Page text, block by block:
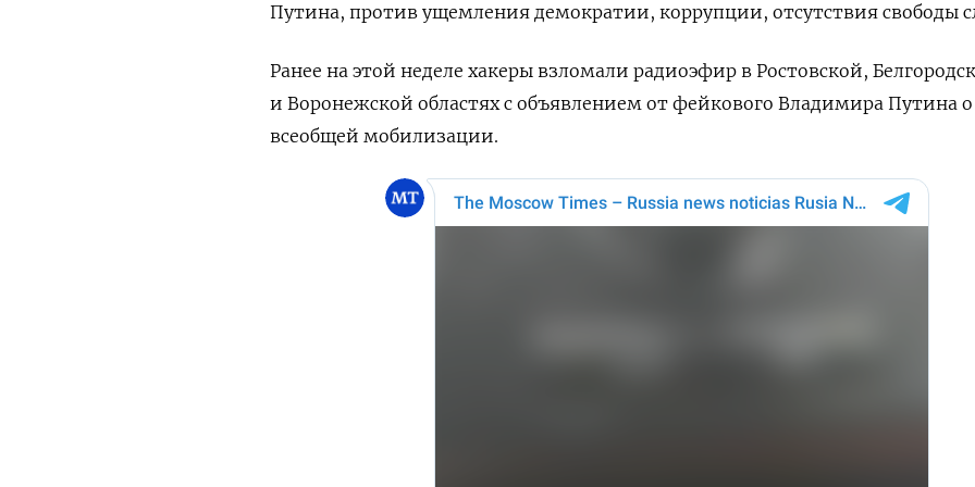
Путина, против ущемления демократии, коррупции, отсутствия свободы
Ранее на этой неделе хакеры взломали радиоэфир в Ростовской,
и Воронежской областях с объявлением от фейкового Владимира Путина о
всеобщей мобилизации.